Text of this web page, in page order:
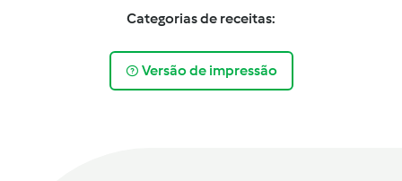
Categorias de receitas:
Versão de impressão